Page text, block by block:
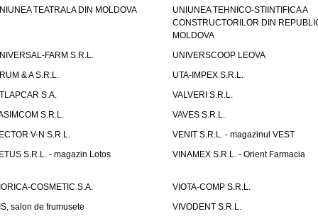
TEATRALA DIN MOLDOVA
UNIUNEA TEHNICO-STIINTIFICA A
CONSTRUCTORILOR DIN
MOLDOVA
FARM S.R.L.
UNIVERSCOOP LEOVA
& A S.R.L.
UTA-IMPEX S.R.L.
S.A.
VALVERI S.R.L.
S.R.L.
VAVES S.R.L.
V-N S.R.L.
VENIT S.R.L. - magazinul VEST
S.R.L. - magazin Lotos
VINAMEX S.R.L. - Orient Farmacia
COSMETIC S.A.
VIOTA-COMP S.R.L.
salon de frumusete
VIVODENT S.R.L.